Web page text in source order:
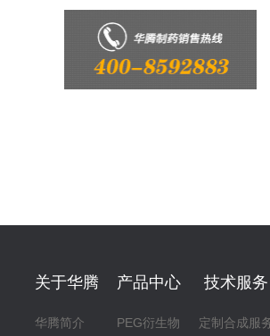
关于华腾
华腾简介
产品中心
PEG衍生物
技术服务
定制合成服